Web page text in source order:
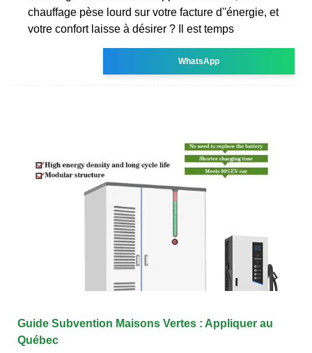
chauffage pèse lourd sur votre facture d''énergie, et
votre confort laisse à désirer ? Il est temps
WhatsApp
Guide Subvention Maisons Vertes : Appliquer au
Québec